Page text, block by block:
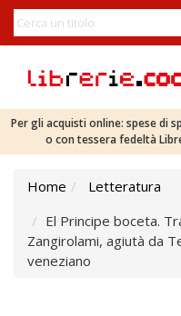
Per gli acquisti online: spese di
o con tessera fedeltà
Home
Letteratura
El Principe boceta.
Zangirolami, agiutà da
veneziano